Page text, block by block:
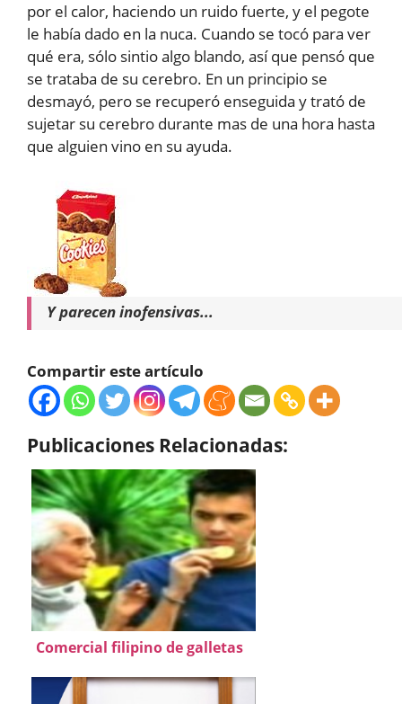
por el calor, haciendo un ruido fuerte, y el pegote
le había dado en la nuca. Cuando se tocó para ver
qué era, sólo sintio algo blando, así que pensó que
se trataba de su cerebro. En un principio se
desmayó, pero se recuperó enseguida y trató de
sujetar su cerebro durante mas de una hora hasta
que alguien vino en su ayuda.
Y parecen inofensivas...
Compartir este artículo
Publicaciones Relacionadas:
Comercial filipino de galletas